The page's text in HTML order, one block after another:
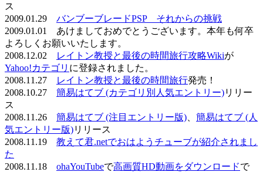
ス
2009.01.29 バンブーブレードPSP それからの挑戦
2009.01.01 あけましておめでとうございます。本年も何卒
よろしくお願いいたします。
2008.12.02
レイトン教授と最後の時間旅行攻略Wikiが
Yahoo!カテゴリ に登録されました。
2008.11.27
レイトン教授と最後の時間旅行発売！
2008.10.27 簡易はてブ (カテゴリ別人気エントリー)リリー
ス
2008.11.26 簡易はてブ (注目エントリー版)
簡易はてブ (人
気エントリー版)リリース
2008.11.19 教えて君.netでおはようチューブが紹介されまし
た
2008.11.18 ohaYouTubeで高画質HD動画をダウンロードで